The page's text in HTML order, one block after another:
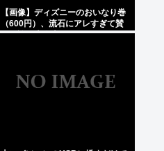
【画像】ディズニーのおいなり巻
（600円）、流石にアレすぎて賛
否両論の大炎上をしてしまうw w